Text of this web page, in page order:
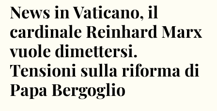
News in Vaticano, il
cardinale Reinhard Marx
vuole dimettersi.
Tensioni sulla riforma di
Papa Bergoglio